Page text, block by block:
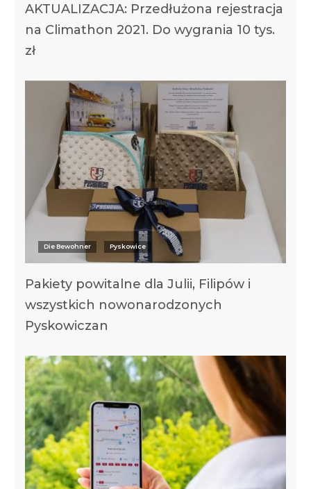
AKTUALIZACJA: Przedłużona rejestracja
na Climathon 2021. Do wygrania 10 tys.
zł
Die Bewohner Pyskowice
Pakiety powitalne dla Julii, Filipów i
wszystkich nowonarodzonych
Pyskowiczan